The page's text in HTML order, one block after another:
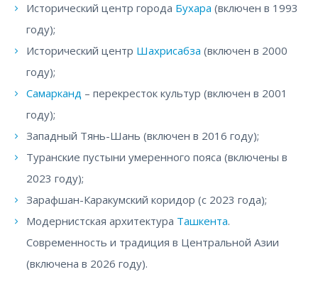
Исторический центр города Бухара (включен в 1993
году);
Исторический центр Шахрисабза (включен в 2000
году);
Самарканд – перекресток культур (включен в 2001
году);
Западный Тянь-Шань (включен в 2016 году);
Туранские пустыни умеренного пояса (включены в
2023 году);
Зарафшан-Каракумский коридор (с 2023 года);
Модернистская архитектура Ташкента.
Современность и традиция в Центральной Азии
(включена в 2026 году).